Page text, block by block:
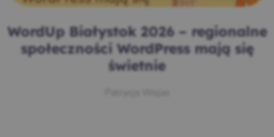
WordUp Białystok 2026 – regionalne
społeczności WordPress mają się
świetnie